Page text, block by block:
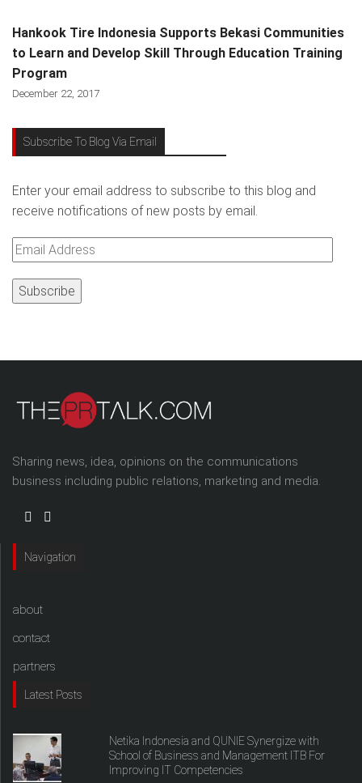
Hankook Tire Indonesia Supports Bekasi Communities
to Learn and Develop Skill Through Education Training
Program
December 22, 2017
Subscribe To Blog Via Email
Enter your email address to subscribe to this blog and
receive notifications of new posts by email.
Email
Sharing news, idea, opinions on the communications
business including public relations, marketing and media.
Navigation
about
contact
partners
Latest Posts
Netika Indonesia and QUNIE Synergize with
School of Business and Management ITB For
Improving IT Competencies